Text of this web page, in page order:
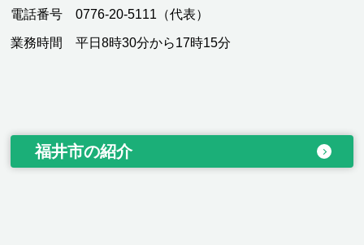
電話番号 0776-20-5111（代表）
業務時間 平日8時30分から17時15分
福井市の紹介